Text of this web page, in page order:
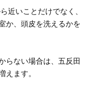
近いことだけでなく、
か、頭皮を洗えるかを
らない場合は、五反田
えます。